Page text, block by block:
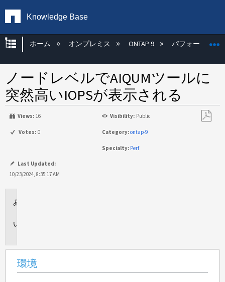
Knowledge Base
グローバル階層を展開/折りたたむ
ホーム オンプレミス ONTAP 9 パフォーマンス
ノードレベルでAIQUMツールに
突然高いIOPSが表示される
Views: 16 Visibility: Public
Votes: 0 Category:ontap-9
Specialty: Perf
Last Updated:
10/23/2024, 8:35:17 AM
環境